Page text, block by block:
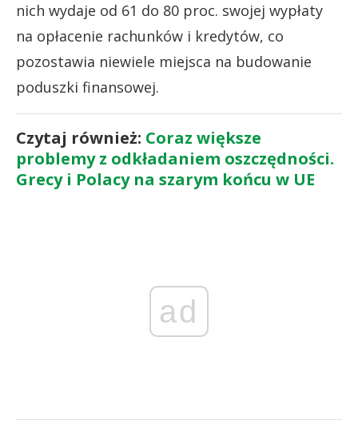
nich wydaje od 61 do 80 proc. swojej wypłaty
na opłacenie rachunków i kredytów, co
pozostawia niewiele miejsca na budowanie
poduszki finansowej.
Czytaj również: Coraz większe
problemy z odkładaniem oszczędności.
Grecy i Polacy na szarym końcu w UE
ad